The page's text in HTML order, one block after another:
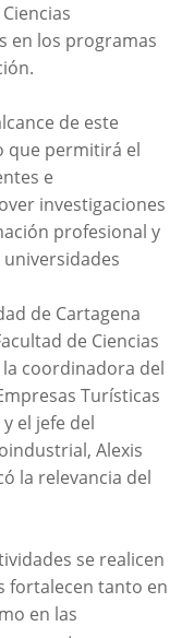
en los programas
de este
que permitirá el
e
investigaciones
profesional y
de Cartagena
de Ciencias
coordinadora del
Turísticas
el jefe del
Alexis
la relevancia del
se realicen
fortalecen tanto en
en las